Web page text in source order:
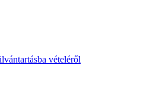
vételéről